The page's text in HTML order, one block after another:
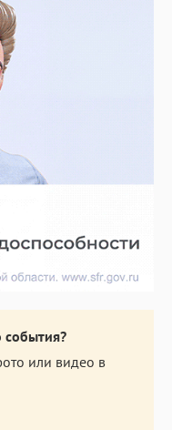
события?
или видео в